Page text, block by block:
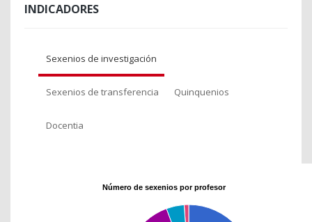
INDICADORES
Sexenios de investigación
Sexenios de transferencia Quinquenios
Docentia
Número de sexenios por profesor